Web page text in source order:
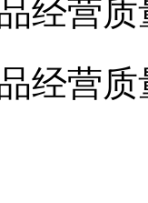
经营
经营